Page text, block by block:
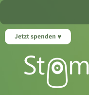
Jetzt spenden